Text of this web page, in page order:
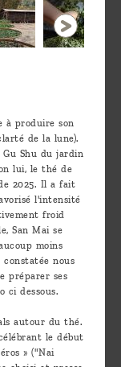
à produire son
de la lune).
Shu du jardin
lui, le thé de
2025. Il a fait
l'intensité
froid
San Mai se
moins
constatée nous
préparer ses
ci dessous.
autour du thé.
le début
» ("Nai